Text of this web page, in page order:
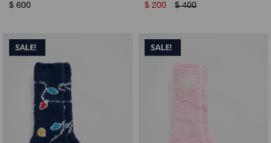
$ 600
$ 200 $ 400